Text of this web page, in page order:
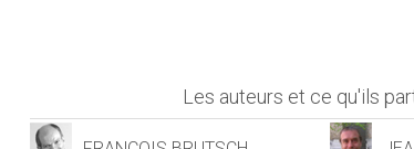
Les auteurs et ce qu'ils